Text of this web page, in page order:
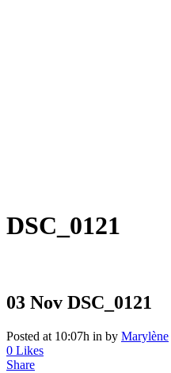
DSC_0121
03 Nov DSC_0121
Posted at 10:07h in by Marylène
0 Likes
Share